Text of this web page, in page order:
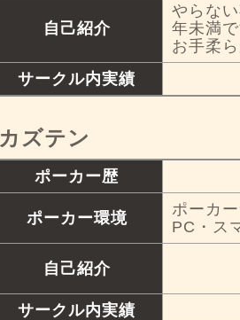
自己紹介
やらな
年未満
お手柔
サークル内実績
カズテン
ポーカー歴
ポーカー環境
ポーカ
PC・ス
自己紹介
サークル内実績